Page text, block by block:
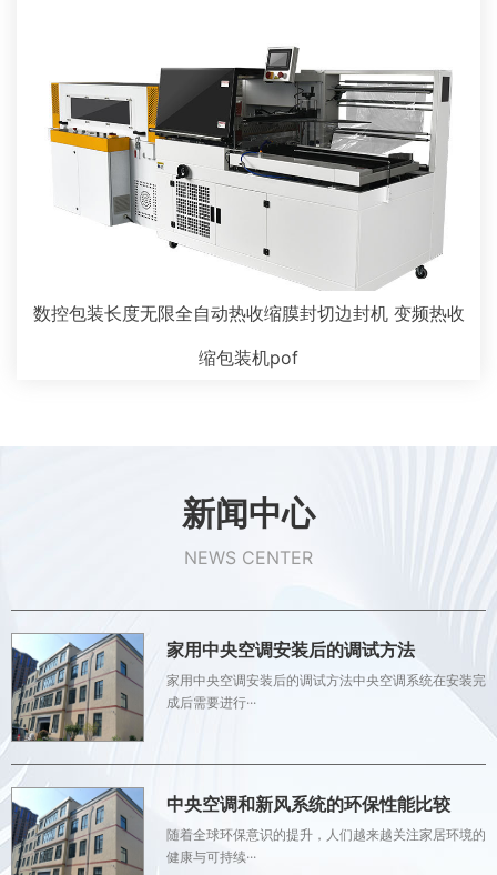
数控包装长度无限全自动热收缩膜封切边封机 变频热收
缩包装机pof
新闻中心
NEWS CENTER
家用中央空调安装后的调试方法
家用中央空调安装后的调试方法中央空调系统在安装完
成后需要进行···
中央空调和新风系统的环保性能比较
随着全球环保意识的提升，人们越来越关注家居环境的
健康与可持续···